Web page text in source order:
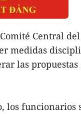
Central
medidas
las propuestas
los